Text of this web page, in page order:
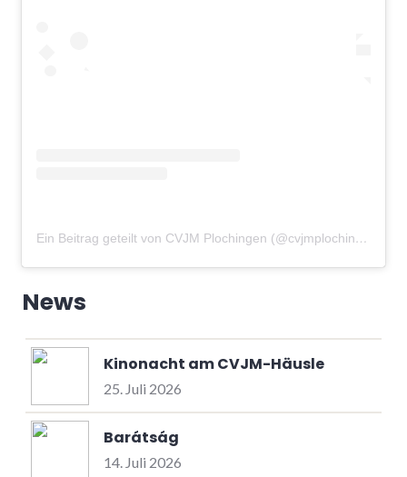
Ein Beitrag geteilt von CVJM Plochingen (@cvjmplochingen)
News
Kinonacht am CVJM-Häusle
25. Juli 2026
Barátság
14. Juli 2026